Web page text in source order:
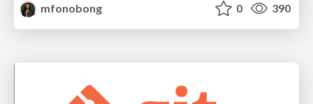
mfonobong
0 390